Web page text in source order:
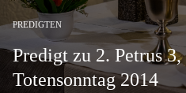
PREDIGTEN
Predigt zu 2. Petrus
Totensonntag 2014